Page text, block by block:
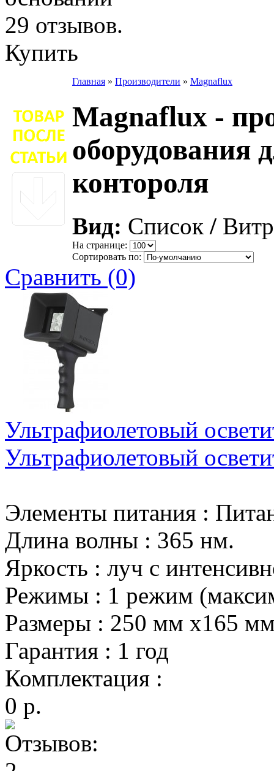
Купить
Главная » Производители » Magnaflux
Magnaflux -
оборудования
контороля
Вид: Список /
На странице:
Сортировать по:
Сравнить (0)
Ультрафиолетовый
Ультрафиолетовый
Элементы питания :
Длина волны : 365 нм.
Яркость : луч с
Режимы : 1 режим
Размеры : 250 мм х165
Гарантия : 1 год
Комплектация :
0 р.